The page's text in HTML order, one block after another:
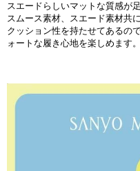
スエードらしいマットな質感が
スムース素材、スエード素材共
クッション性を持たせてあるの
ォートな履き心地を楽しめます。